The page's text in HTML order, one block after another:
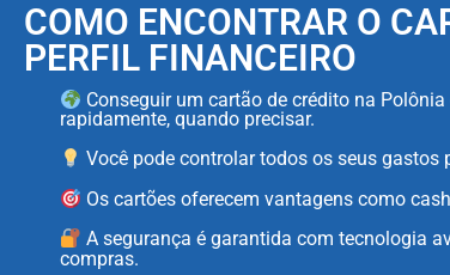
COMO ENCONTRAR O
PERFIL FINANCEIRO
Conseguir um cartão de crédito na
rapidamente, quando precisar.
Você pode controlar todos os seus
Os cartões oferecem vantagens como
A segurança é garantida com tecnologia
compras.